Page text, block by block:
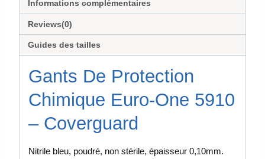
Informations complémentaires
Reviews(0)
Guides des tailles
Gants De Protection
Chimique Euro-One 5910
– Coverguard
Nitrile bleu, poudré, non stérile, épaisseur 0,10mm.